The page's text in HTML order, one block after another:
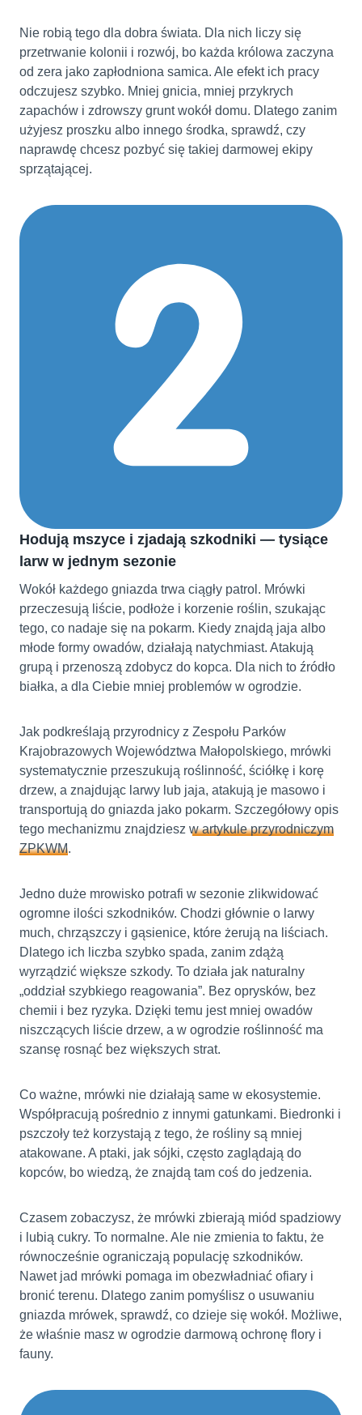
Nie robią tego dla dobra świata. Dla nich liczy się
przetrwanie kolonii i rozwój, bo każda królowa zaczyna
od zera jako zapłodniona samica. Ale efekt ich pracy
odczujesz szybko. Mniej gnicia, mniej przykrych
zapachów i zdrowszy grunt wokół domu. Dlatego zanim
użyjesz proszku albo innego środka, sprawdź, czy
naprawdę chcesz pozbyć się takiej darmowej ekipy
sprzątającej.
Hodują mszyce i zjadają szkodniki — tysiące
larw w jednym sezonie
Wokół każdego gniazda trwa ciągły patrol. Mrówki
przeczesują liście, podłoże i korzenie roślin, szukając
tego, co nadaje się na pokarm. Kiedy znajdą jaja albo
młode formy owadów, działają natychmiast. Atakują
grupą i przenoszą zdobycz do kopca. Dla nich to źródło
białka, a dla Ciebie mniej problemów w ogrodzie.
Jak podkreślają przyrodnicy z Zespołu Parków
Krajobrazowych Województwa Małopolskiego, mrówki
systematycznie przeszukują roślinność, ściółkę i korę
drzew, a znajdując larwy lub jaja, atakują je masowo i
transportują do gniazda jako pokarm. Szczegółowy opis
tego mechanizmu znajdziesz w artykule przyrodniczym
ZPKWM.
Jedno duże mrowisko potrafi w sezonie zlikwidować
ogromne ilości szkodników. Chodzi głównie o larwy
much, chrząszczy i gąsienice, które żerują na liściach.
Dlatego ich liczba szybko spada, zanim zdążą
wyrządzić większe szkody. To działa jak naturalny
„oddział szybkiego reagowania”. Bez oprysków, bez
chemii i bez ryzyka. Dzięki temu jest mniej owadów
niszczących liście drzew, a w ogrodzie roślinność ma
szansę rosnąć bez większych strat.
Co ważne, mrówki nie działają same w ekosystemie.
Współpracują pośrednio z innymi gatunkami. Biedronki i
pszczoły też korzystają z tego, że rośliny są mniej
atakowane. A ptaki, jak sójki, często zaglądają do
kopców, bo wiedzą, że znajdą tam coś do jedzenia.
Czasem zobaczysz, że mrówki zbierają miód spadziowy
i lubią cukry. To normalne. Ale nie zmienia to faktu, że
równocześnie ograniczają populację szkodników.
Nawet jad mrówki pomaga im obezwładniać ofiary i
bronić terenu. Dlatego zanim pomyślisz o usuwaniu
gniazda mrówek, sprawdź, co dzieje się wokół. Możliwe,
że właśnie masz w ogrodzie darmową ochronę flory i
fauny.